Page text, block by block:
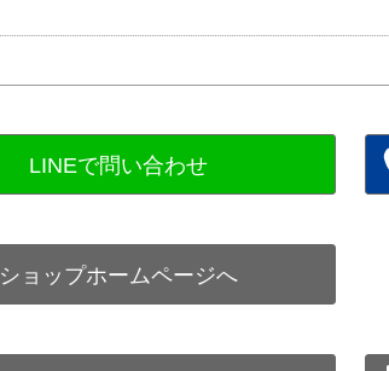
ショップホームページへ